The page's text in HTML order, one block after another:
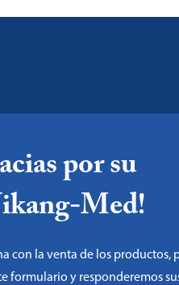
por su
Med!
con la venta de los productos,
formulario y responderemos